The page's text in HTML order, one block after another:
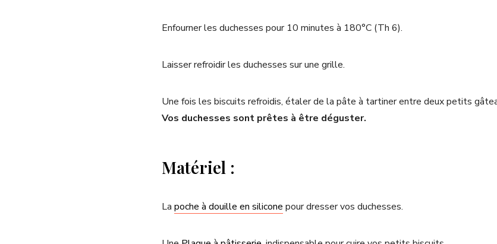
Enfourner les duchesses pour 10 minutes à 180°C (Th 6).
Laisser refroidir les duchesses sur une grille.
Une fois les biscuits refroidis, étaler de la pâte à tartiner entre deux petits
Vos duchesses sont prêtes à être déguster.
Matériel :
La poche à douille en silicone pour dresser vos duchesses.